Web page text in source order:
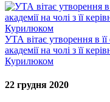
УТА вітає утворення в її
академії на чолі з її
Курилюком
22 грудня 2020